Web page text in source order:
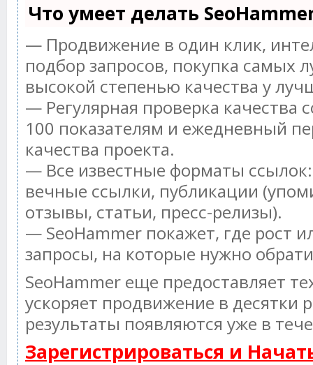
Что умеет делать
— Продвижение в один клик,
подбор запросов, покупка самых
высокой степенью качества у
— Регулярная проверка качества
100 показателям и ежедневный
качества проекта.
— Все известные форматы
вечные ссылки, публикации
отзывы, статьи, пресс-релизы).
— SeoHammer покажет, где рост
запросы, на которые нужно
SeoHammer еще предоставляет
ускоряет продвижение в десятки
результаты появляются уже в
Зарегистрироваться и